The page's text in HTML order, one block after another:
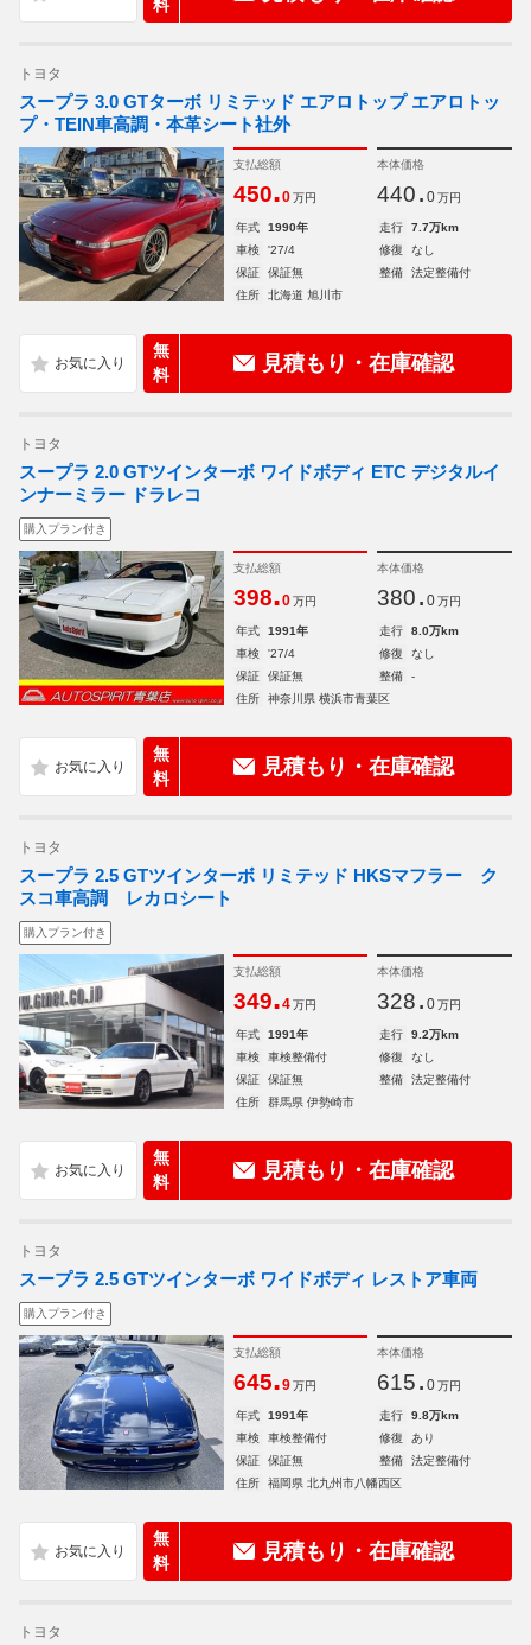
料
トヨタ
スープラ 3.0 GTターボ リミテッド エアロトップ エアロトッ
プ・TEIN車高調・本革シート社外
支払総額
450.0 万円
本体価格
440. 0 万円
年式 1990年 走行
7.7万km
車検
'27/4 修復
なし
保証
保証無 整備
法定整備付
住所
北海道 旭川市
無
料
見積もり・在庫確認
トヨタ
スープラ 2.0 GTツインターボ ワイドボディ ETC デジタルイ
ンナーミラー ドラレコ
購入プラン付き
支払総額
398.0 万円
本体価格
380. 0 万円
年式 1991年 走行
8.0万km
車検
'27/4 修復
なし
保証
保証無 整備
-
住所
神奈川県 横浜市青葉区
無
料
見積もり・在庫確認
トヨタ
スープラ 2.5 GTツインターボ リミテッド HKSマフラー ク
スコ車高調 レカロシート
購入プラン付き
支払総額
349.4 万円
本体価格
328. 0 万円
年式 1991年 走行
9.2万km
車検
車検整備付 修復
なし
保証
保証無 整備
法定整備付
住所
群馬県 伊勢崎市
無
料
見積もり・在庫確認
トヨタ
スープラ 2.5 GTツインターボ ワイドボディ レストア車両
購入プラン付き
支払総額
645.9 万円
本体価格
615. 0 万円
年式 1991年 走行
9.8万km
車検
車検整備付 修復
あり
保証
保証無 整備
法定整備付
住所
福岡県 北九州市八幡西区
無
料
見積もり・在庫確認
トヨタ